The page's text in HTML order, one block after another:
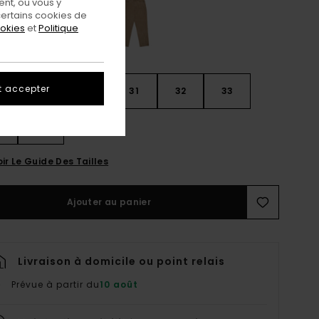
28 31 32 33
Le Guide Des Tailles
Ajouter au panier
Livraison à domicile ou point relais
Prévue à partir du10 août
cookies de
etPolitique
accepter